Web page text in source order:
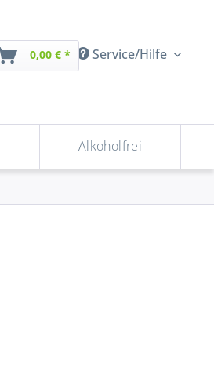
Service/Hilfe
0,00 € *
Alkoholfrei